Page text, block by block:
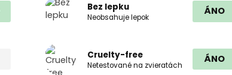
Bez lepku
Neobsahuje lepok
ÁNO
Cruelty-free
Netestované na zvieratách
ÁNO